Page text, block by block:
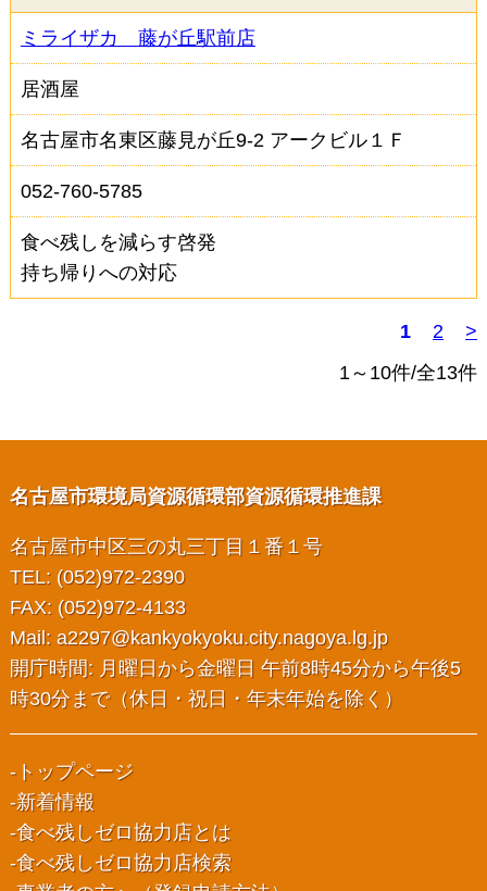
ミライザカ 藤が丘駅前店
居酒屋
名古屋市名東区藤見が丘9-2 アークビル１Ｆ
052-760-5785
食べ残しを減らす啓発
持ち帰りへの対応
1 2
>
1～10件/全13件
名古屋市環境局資源循環部資源循環推進課
名古屋市中区三の丸三丁目１番１号
TEL: (052)972-2390
FAX: (052)972-4133
Mail: a2297@kankyokyoku.city.nagoya.lg.jp
開庁時間: 月曜日から金曜日 午前8時45分から午後5
時30分まで（休日・祝日・年末年始を除く）
トップページ
新着情報
食べ残しゼロ協力店とは
食べ残しゼロ協力店検索